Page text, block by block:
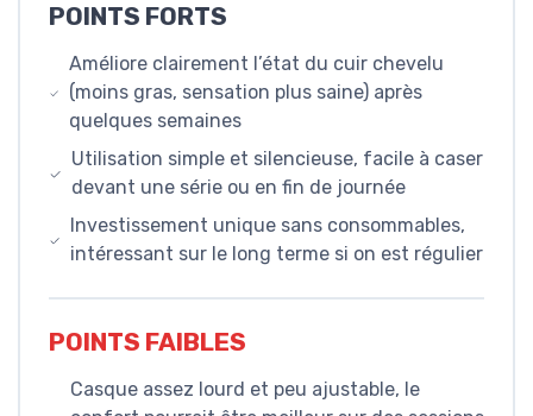
POINTS FORTS
Améliore clairement l’état du cuir chevelu
(moins gras, sensation plus saine) après
quelques semaines
Utilisation simple et silencieuse, facile à caser
devant une série ou en fin de journée
Investissement unique sans consommables,
intéressant sur le long terme si on est régulier
POINTS FAIBLES
Casque assez lourd et peu ajustable, le